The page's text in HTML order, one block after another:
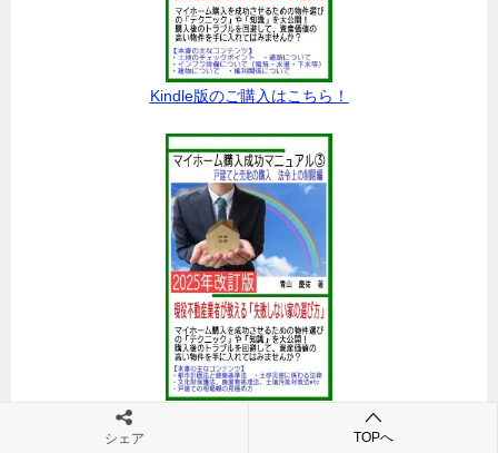
Kindle版のご購入はこちら！
シェア TOPへ